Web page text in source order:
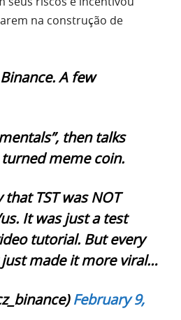
na construção de
A few
then talks
meme coin.
TST was NOT
It was just a test
tutorial. But every
made it more viral…
February 9,